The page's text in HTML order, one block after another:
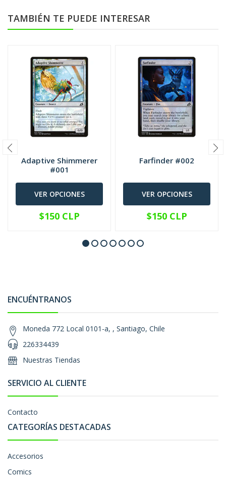
TAMBIÉN TE PUEDE INTERESAR
Adaptive Shimmerer
#001
VER OPCIONES
$150 CLP
Farfinder #002
VER OPCIONES
$150 CLP
ENCUÉNTRANOS
Moneda 772 Local 0101-a, , Santiago, Chile
226334439
Nuestras Tiendas
SERVICIO AL CLIENTE
Contacto
CATEGORÍAS DESTACADAS
Accesorios
Comics